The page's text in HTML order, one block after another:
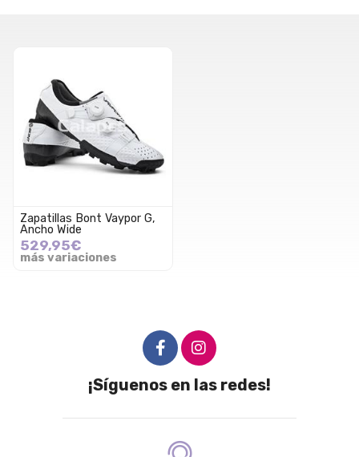
Zapatillas Bont Vaypor G,
Ancho Wide
529,95€
más variaciones
¡Síguenos en las redes!